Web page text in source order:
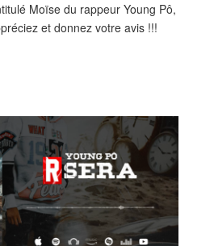
Moïse du rappeur Young Pô,
et donnez votre avis !!!